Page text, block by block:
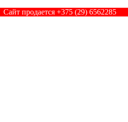
Сайт продается +375 (29) 6562285